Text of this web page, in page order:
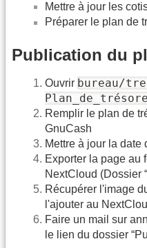
Mettre à jour les
Préparer le plan de
Publication du
Ouvrir bureau/
Remplir le plan de
GnuCash
Mettre à jour la date
Exporter la page au
NextCloud (Dossier
Récupérer l'image
l'ajouter au
Faire un mail sur
le lien du dossier